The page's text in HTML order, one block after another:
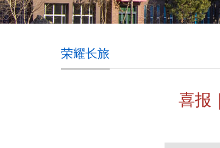
荣耀长旅
喜报